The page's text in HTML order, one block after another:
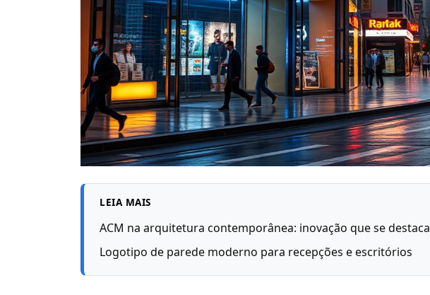
LEIA MAIS
ACM na arquitetura contemporânea: inovação que se destaca
Logotipo de parede moderno para recepções e escritórios